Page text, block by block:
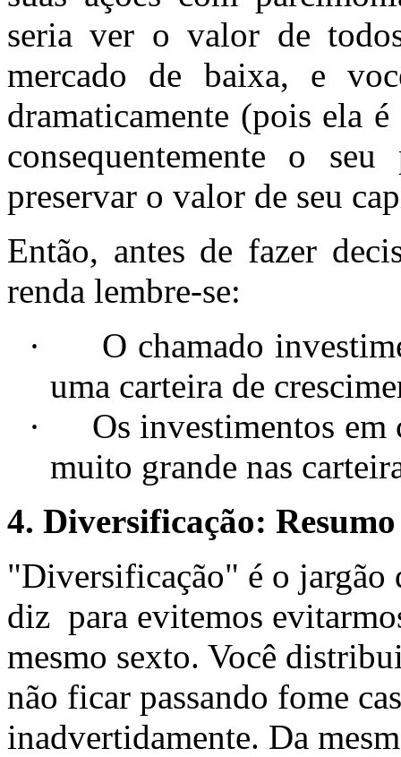
seria ver o valor de
mercado de baixa, e
dramaticamente (pois ela
consequentemente o
preservar o valor de seu
Então, antes de fazer
renda lembre-se:
·
O chamado
uma carteira de
·
Os investimentos
muito grande nas
4. Diversificação: Resumo
"Diversificação" é o jargão
diz para evitemos
mesmo sexto. Você
não ficar passando fome
inadvertidamente. Da